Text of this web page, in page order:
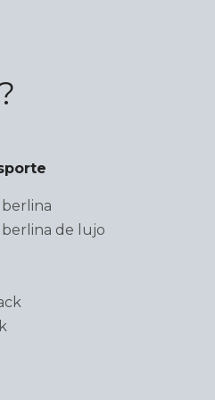
berlina
berlina de lujo